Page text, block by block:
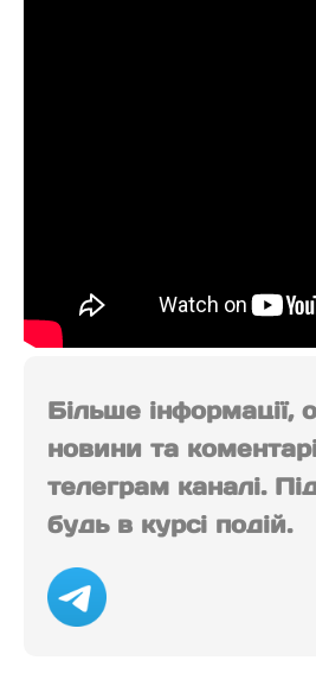
Більше інформації,
новини та
телеграм каналі.
будь в курсі подій.